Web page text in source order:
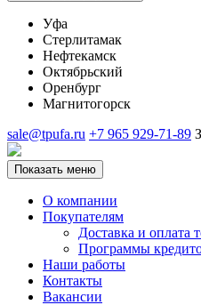
Уфа
Стерлитамак
Нефтекамск
Октябрьский
Оренбург
Магнитогорск
sale@tpufa.ru +7 965 929-71-89
Показать меню
О компании
Покупателям
Доставка и оплата
Программы
Наши работы
Контакты
Вакансии